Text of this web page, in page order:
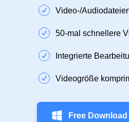
Video‑/
50‑mal schnellere
Integrierte
Videogröße
Free Download